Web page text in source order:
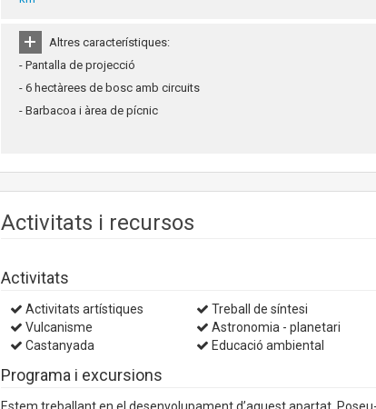
Altres característiques:
- Pantalla de projecció
- 6 hectàrees de bosc amb circuits
- Barbacoa i àrea de pícnic
Activitats i recursos
Activitats
Activitats artístiques Treball de síntesi
Vulcanisme
Astronomia - planetari
Castanyada
Educació ambiental
Programa i excursions